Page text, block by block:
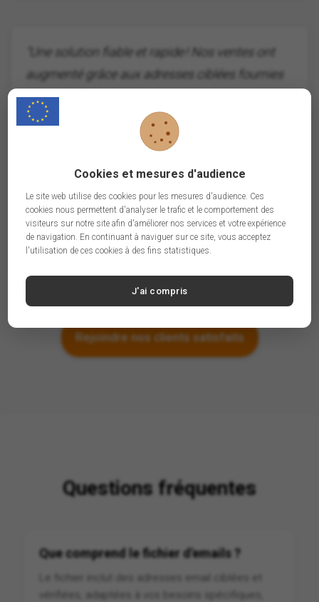
"Une solution fiable et rapide ! Nos ventes ont
augmenté grâce aux adresses ciblées fournies
par BtoB.Email."
A
Antoine, Entrepreneur
Rejoindre nos clients satisfaits
Questions fréquentes
Que comprend le fichier d'emails ?
Le fichier inclut des adresses email ciblées et
vérifiées, adaptées à vos besoins spécifiques,
Cookies et mesures d'audience
Le site web utilise des cookies pour les mesures d'audience. Ces
cookies nous permettent d'analyser le trafic et le comportement des
visiteurs sur notre site afin d'améliorer nos services et votre expérience
de navigation. En continuant à naviguer sur ce site, vous acceptez
l'utilisation de ces cookies à des fins statistiques.
J'ai compris